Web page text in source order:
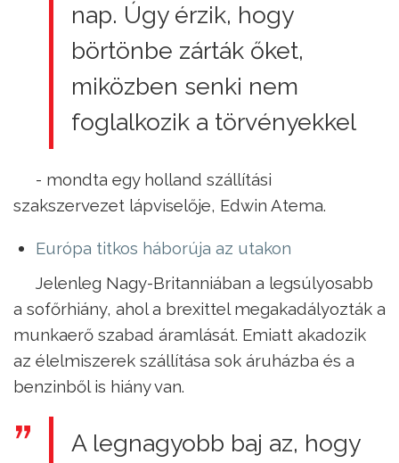
nap. Úgy érzik, hogy
börtönbe zárták őket,
miközben senki nem
foglalkozik a törvényekkel
- mondta egy holland szállítási
szakszervezet lápviselője, Edwin Atema.
Európa titkos háborúja az utakon
Jelenleg Nagy-Britanniában a legsúlyosabb
a sofőrhiány, ahol a brexittel megakadályozták a
munkaerő szabad áramlását. Emiatt akadozik
az élelmiszerek szállítása sok áruházba és a
benzinből is hiány van.
A legnagyobb baj az, hogy